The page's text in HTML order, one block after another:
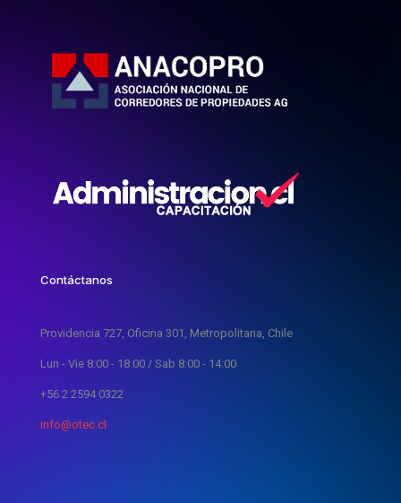
Contáctanos
Providencia 727, Oficina 301, Metropolitana, Chile
Lun - Vie 8:00 - 18:00 / Sab 8:00 - 14:00
+56 2 2594 0322
info@otec.cl